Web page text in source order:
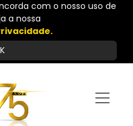
com o nosso uso de
a nossa